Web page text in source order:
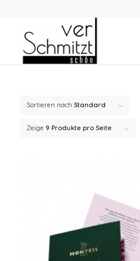
Sortieren nach Standard
Zeige 9 Produkte pro Seite